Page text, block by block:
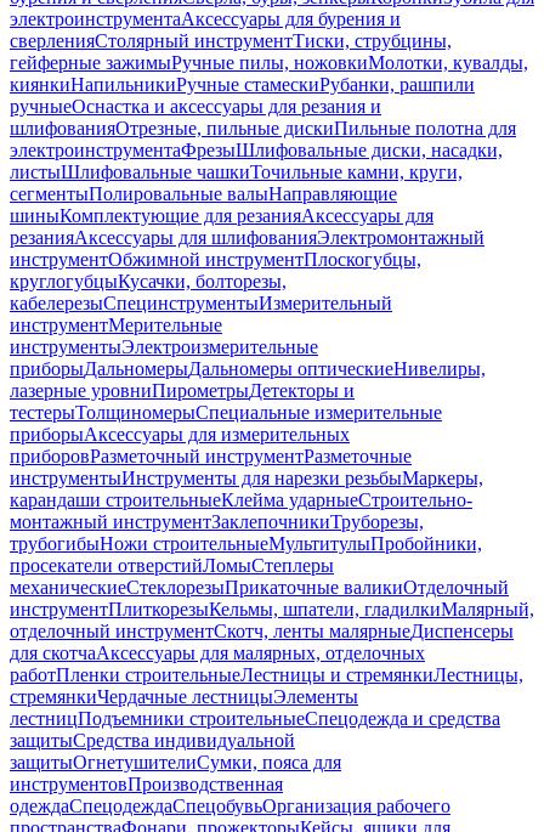
электроинструментаАксессуары для бурения и
сверленияСтолярный инструментТиски, струбцины,
гейферные зажимыРучные пилы, ножовкиМолотки, кувалды,
киянкиНапильникиРучные стамескиРубанки, рашпили
ручныеОснастка и аксессуары для резания и
шлифованияОтрезные, пильные дискиПильные полотна для
электроинструментаФрезыШлифовальные диски, насадки,
листыШлифовальные чашкиТочильные камни, круги,
сегментыПолировальные валыНаправляющие
шиныКомплектующие для резанияАксессуары для
резанияАксессуары для шлифованияЭлектромонтажный
инструментОбжимной инструментПлоскогубцы,
круглогубцыКусачки, болторезы,
кабелерезыСпецинструментыИзмерительный
инструментМерительные
инструментыЭлектроизмерительные
приборыДальномерыДальномеры оптическиеНивелиры,
лазерные уровниПирометрыДетекторы и
тестерыТолщиномерыСпециальные измерительные
приборыАксессуары для измерительных
приборовРазметочный инструментРазметочные
инструментыИнструменты для нарезки резьбыМаркеры,
карандаши строительныеКлейма ударныеСтроительно-
монтажный инструментЗаклепочникиТруборезы,
трубогибыНожи строительныеМультитулыПробойники,
просекатели отверстийЛомыСтеплеры
механическиеСтеклорезыПрикаточные валикиОтделочный
инструментПлиткорезыКельмы, шпатели, гладилкиМалярный,
отделочный инструментСкотч, ленты малярныеДиспенсеры
для скотчаАксессуары для малярных, отделочных
работПленки строительныеЛестницы и стремянкиЛестницы,
стремянкиЧердачные лестницыЭлементы
лестницПодъемники строительныеСпецодежда и средства
защитыСредства индивидуальной
защитыОгнетушителиСумки, пояса для
инструментовПроизводственная
одеждаСпецодеждаСпецобувьОрганизация рабочего
пространстваФонари, прожекторыКейсы, ящики для